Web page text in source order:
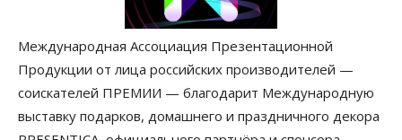
Международная Ассоциация Презентационной
Продукции от лица российских производителей —
соискателей ПРЕМИИ — благодарит Международную
выставку подарков, домашнего и праздничного декора